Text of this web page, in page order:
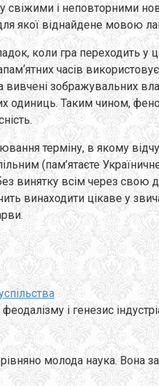
і неповторними
якої віднайдене мовою
коли гра переходить у
часів
зображувальних
одиниць. Таким чином,
терміну, в якому
(пам’ятаєте
всім через свою
винаходити цікаве у
і генезис
молода наука. Вона